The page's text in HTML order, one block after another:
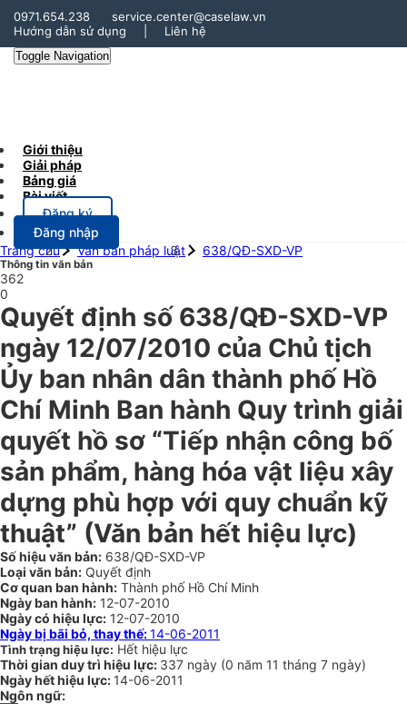
0971.654.238
service.center@caselaw.vn
Hướng dẫn sử dụng
Liên hệ
Toggle Navigation
Giới thiệu
Giải pháp
Bảng giá
Bài viết
Đăng ký
Đăng nhập
Trang chủ
Văn bản pháp luật 638/QĐ-SXD-VP
Thông tin văn bản
362
0
Quyết định số 638/QĐ-SXD-VP
ngày 12/07/2010 của Chủ tịch
Ủy ban nhân dân thành phố Hồ
Chí Minh Ban hành Quy trình giải
quyết hồ sơ “Tiếp nhận công bố
sản phẩm, hàng hóa vật liệu xây
dựng phù hợp với quy chuẩn kỹ
thuật” (Văn bản hết hiệu lực)
Số hiệu văn bản: 638/QĐ-SXD-VP
Loại văn bản: Quyết định
Cơ quan ban hành: Thành phố Hồ Chí Minh
Ngày ban hành: 12-07-2010
Ngày có hiệu lực: 12-07-2010
Ngày bị bãi bỏ, thay thế:14-06-2011
Tình trạng hiệu lực: Hết hiệu lực
Thời gian duy trì hiệu lực: 337 ngày (0 năm 11 tháng 7 ngày)
Ngày hết hiệu lực: 14-06-2011
Ngôn ngữ: